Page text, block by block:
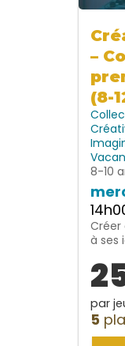
–
(8-
8-10
Créer
à ses
par
5